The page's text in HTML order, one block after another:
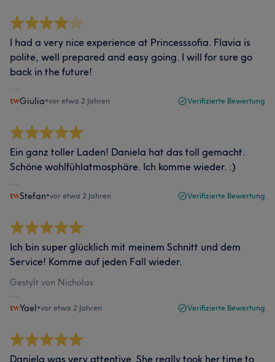
I had a very nice experience at Princesssofia. Flavia is
polite, well prepared and easy going. I will for sure go
back in the future!
Giulia•vor etwa 2 Jahren Verifizierte Bewertung
Ein ganz toller Laden! Daniela hat das toll gemacht.
Schöne wohlfühlatmosphäre. Ich komme wieder. :)
Stefan•vor etwa 2 Jahren Verifizierte Bewertung
Ich bin super glücklich mit meinem Schnitt und dem
Service! Komme auf jeden Fall wieder.
Gestylt von Nicholas
Yael•vor etwa 2 Jahren Verifizierte Bewertung
Daniela was very attentive. She really took her time to